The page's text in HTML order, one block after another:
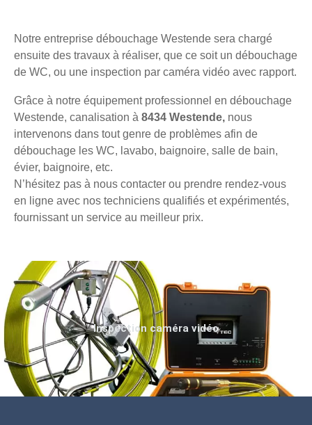
Notre entreprise débouchage Westende sera chargé
ensuite des travaux à réaliser, que ce soit un débouchage
de WC, ou une inspection par caméra vidéo avec rapport.
Grâce à notre équipement professionnel en débouchage
Westende, canalisation à 8434 Westende, nous
intervenons dans tout genre de problèmes afin de
débouchage les WC, lavabo, baignoire, salle de bain,
évier, baignoire, etc.
N’hésitez pas à nous contacter ou prendre rendez-vous
en ligne avec nos techniciens qualifiés et expérimentés,
fournissant un service au meilleur prix.
Inspection caméra vidéo